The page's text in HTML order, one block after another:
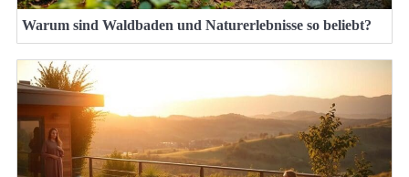
Warum sind Waldbaden und Naturerlebnisse so beliebt?